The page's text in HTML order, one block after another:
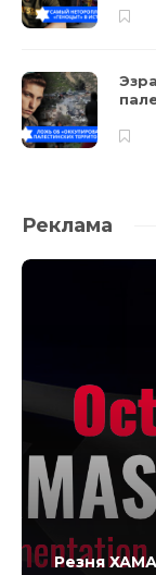
Реклама
Резня